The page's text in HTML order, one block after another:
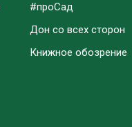
#проСад
Дон со всех сторон
Книжное обозрение